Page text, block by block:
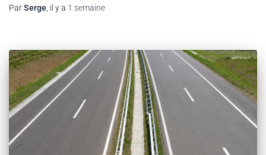
ParSerge , il y a 1 semaine